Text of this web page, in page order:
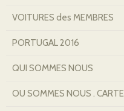
VOITURES des MEMBRES
PORTUGAL 2016
QUI SOMMES NOUS
OU SOMMES NOUS . CARTE